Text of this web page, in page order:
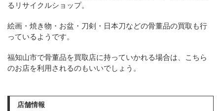
るリサイクルショップ。
絵画・焼き物・お盆・刀剣・日本刀などの骨董品の買取も行
っているようです。
福知山市で骨董品を買取店に持っていかれる場合は、こちら
のお店を利用されるのもいいでしょう。
店舗情報